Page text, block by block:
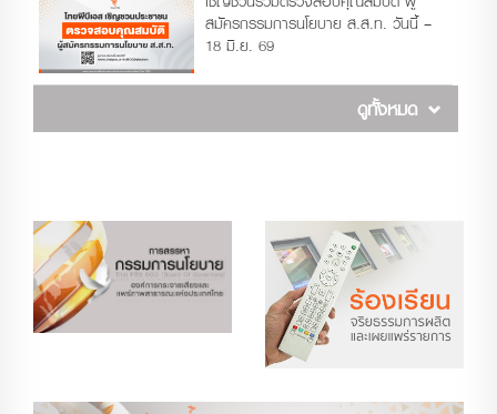
สมัครกรรมการนโยบาย ส.ส.ท. วันนี้ –
18 มิ.ย. 69
ดูทั้งหมด